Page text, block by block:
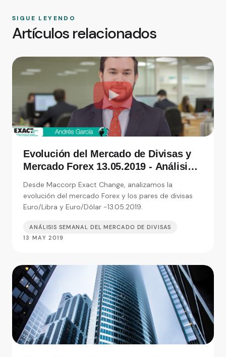
SIGUE LEYENDO
Artículos relacionados
Evolución del Mercado de Divisas y
Mercado Forex 13.05.2019 - Análisis
de moneda
Desde Maccorp Exact Change, analizamos la
evolución del mercado Forex y los pares de divisas
Euro/Libra y Euro/Dólar -13.05.2019.
ANÁLISIS SEMANAL DEL MERCADO DE DIVISAS
13 MAY 2019